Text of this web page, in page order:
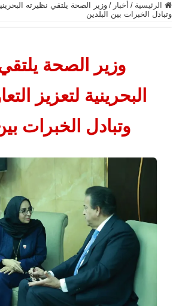
الرئيسية / أخبار / وزير الصحة يلتقي نظيرته
وتبادل الخبرات بين البلدين
وزير الصحة
البحرينية لتعزيز
وتبادل الخبرات